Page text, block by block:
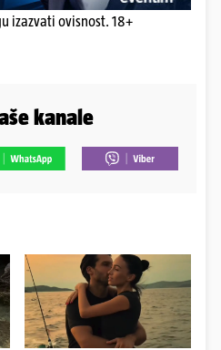
izazvati ovisnost. 18+
kanale